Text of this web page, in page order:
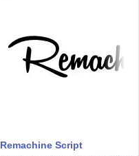
Remachine Script